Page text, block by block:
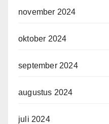
november 2024
oktober 2024
september 2024
augustus 2024
juli 2024